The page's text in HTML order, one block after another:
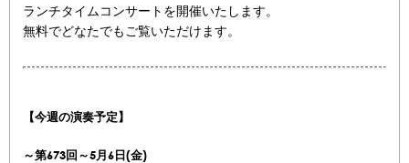
ランチタイムコンサートを開催いたします。
無料でどなたでもご覧いただけます。
【今週の演奏予定】
～第673回～5月6日(金)